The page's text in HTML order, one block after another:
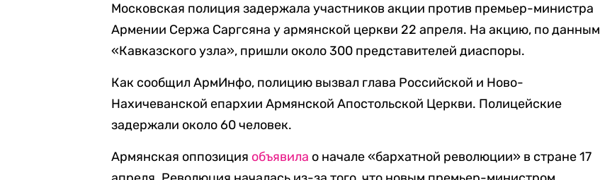
Московская полиция задержала участников акции против премьер-министра
Армении Сержа Саргсяна у армянской церкви 22 апреля. На акцию, по данным
«Кавказского узла», пришли около 300 представителей диаспоры.
Как сообщил АрмИнфо, полицию вызвал глава Российской и Ново-
Нахичеванской епархии Армянской Апостольской Церкви. Полицейские
задержали около 60 человек.
Армянская оппозиция объявила о начале «бархатной революции» в стране 17